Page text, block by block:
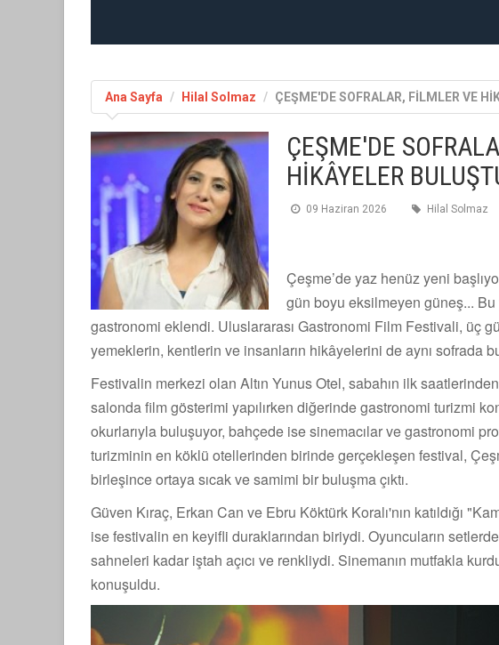
Ana Sayfa Hilal Solmaz ÇEŞME'DE SOFRALAR, FİLMLER VE
ÇEŞME'DE
HİKÂYELER
09 Haziran 2026 Hilal Solmaz
Çeşme’de yaz henüz yeni
gün boyu eksilmeyen güneş...
gastronomi eklendi. Uluslararası Gastronomi Film Festivali, üç
yemeklerin, kentlerin ve insanların hikâyelerini de aynı sofrada
Festivalin merkezi olan Altın Yunus Otel, sabahın ilk
salonda film gösterimi yapılırken diğerinde gastronomi turizmi
okurlarıyla buluşuyor, bahçede ise sinemacılar ve gastronomi
turizminin en köklü otellerinden birinde gerçekleşen festival,
birleşince ortaya sıcak ve samimi bir buluşma çıktı.
Güven Kıraç, Erkan Can ve Ebru Köktürk Koralı'nın katıldığı
ise festivalin en keyifli duraklarından biriydi. Oyuncuların
sahneleri kadar iştah açıcı ve renkliydi. Sinemanın mutfakla
konuşuldu.